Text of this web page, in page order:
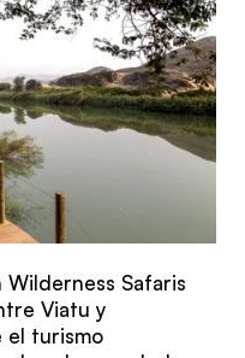
Wilderness Safaris
Viatu y
el turismo